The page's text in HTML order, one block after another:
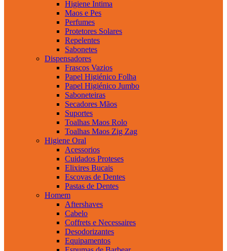
Higiene Intima
Maos e Pes
Perfumes
Protetores Solares
Repelentes
Sabonetes
Dispensadores
Frascos Vazios
Papel Higiénico Folha
Papel Higiénico Jumbo
Saboneteiras
Secadores Mãos
Suportes
Toalhas Maos Rolo
Toalhas Maos Zig Zag
Higiene Oral
Acessorios
Cuidados Proteses
Elixires Bucais
Escovas de Dentes
Pastas de Dentes
Homem
Aftershaves
Cabelo
Coffrets e Necessaires
Desodorizantes
Equipamentos